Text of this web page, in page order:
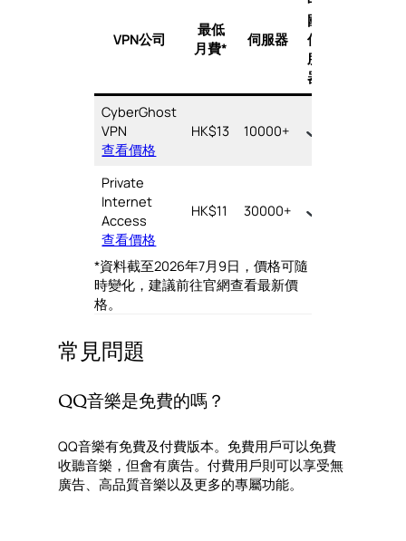
VPN公司
最低
月費*
伺服器
國
伺
服
器
CyberGhost
VPN
查看價格
HK$13 10000+
Private
Internet
Access
查看價格
HK$11 30000+
*資料截至2026年7月9日，價格可隨
時變化，建議前往官網查看最新價
格。
常見問題
QQ音樂是免費的嗎？
QQ音樂有免費及付費版本。免費用戶可以免費
收聽音樂，但會有廣告。付費用戶則可以享受無
廣告、高品質音樂以及更多的專屬功能。